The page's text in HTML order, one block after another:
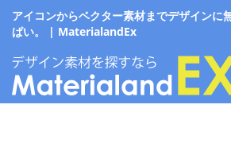
アイコンからベクター素材までデザインに
ぱい。 | MaterialandEx